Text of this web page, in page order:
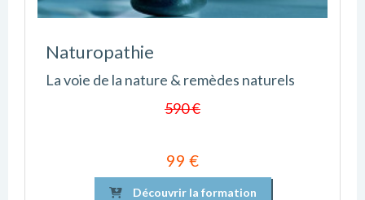
Naturopathie
La voie de la nature & remèdes naturels
590 €
99 €
Découvrir la formation